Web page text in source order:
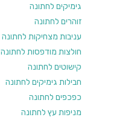
גימיקים לחתונה
זוהרים לחתונה
עניבות מצחיקות לחתונה
חולצות מודפסות לחתונה
קישוטים לחתונה
חבילות גימיקים לחתונה
כפכפים לחתונה
מניפות עץ לחתונה